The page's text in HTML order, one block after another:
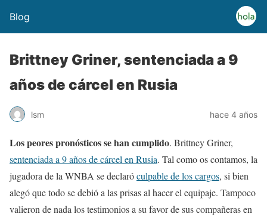
Blog
Brittney Griner, sentenciada a 9
años de cárcel en Rusia
lsm hace 4 años
Los peores pronósticos se han cumplido. Brittney Griner,
sentenciada a 9 años de cárcel en Rusia. Tal como os contamos, la
jugadora de la WNBA se declaróculpable de los cargos, si bien
alegó que todo se debió a las prisas al hacer el equipaje. Tampoco
valieron de nada los testimonios a su favor de sus compañeras en